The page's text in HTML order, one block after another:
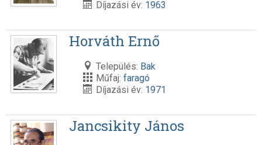
Díjazási év: 1963
Horváth Ernő
Település: Bak
Műfaj: faragó
Díjazási év: 1971
Jancsikity János